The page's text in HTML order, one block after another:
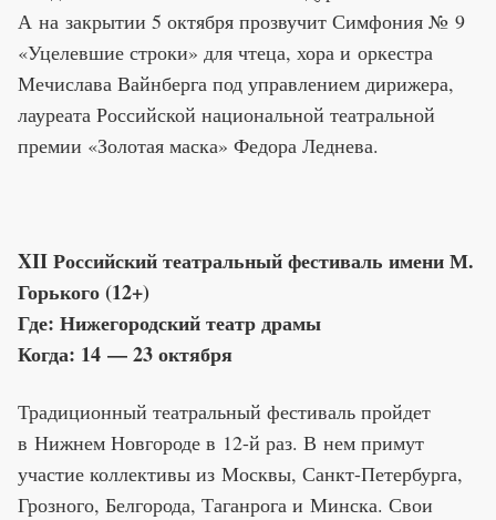
А на закрытии 5 октября прозвучит Симфония № 9
«Уцелевшие строки» для чтеца, хора и оркестра
Мечислава Вайнберга под управлением дирижера,
лауреата Российской национальной театральной
премии «Золотая маска» Федора Леднева.
XII Российский театральный фестиваль имени М.
Горького (12+)
Где: Нижегородский театр драмы
Когда: 14 — 23 октября
Традиционный театральный фестиваль пройдет
в Нижнем Новгороде в 12-й раз. В нем примут
участие коллективы из Москвы, Санкт-Петербурга,
Грозного, Белгорода, Таганрога и Минска. Свои